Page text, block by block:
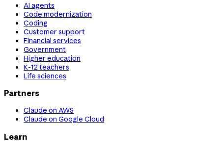
AI agents
Code modernization
Coding
Customer support
Financial services
Government
Higher education
K-12 teachers
Life sciences
Partners
Claude on AWS
Claude on Google Cloud
Learn